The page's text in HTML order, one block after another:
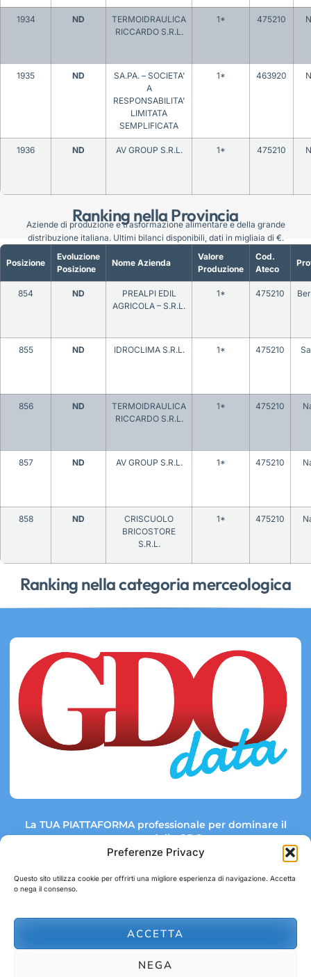
Preferenze Privacy
Questo sito utilizza cookie per offrirti una migliore esperienza di navigazione. Accetta
o nega il consenso.
ACCETTA
NEGA
Ranking nella Provincia
1934 ND
TERMOIDRAULICA
RICCARDO S.R.L.
1* 475210
1935 ND
SA.PA. – SOCIETA’
A
RESPONSABILITA’
LIMITATA
SEMPLIFICATA
1* 463920
1936 ND AV GROUP S.R.L. 1* 475210
Ranking nella categoria merceologica
Posizione
Evoluzione
Posizione
Nome Azienda
Valore
Produzione
Cod.
Ateco
854 ND
PREALPI EDIL
AGRICOLA – S.R.L.
1* 475210
855 ND IDROCLIMA S.R.L. 1* 475210
856 ND
TERMOIDRAULICA
RICCARDO S.R.L.
1* 475210
857 ND AV GROUP S.R.L. 1* 475210
858 ND
CRISCUOLO
BRICOSTORE
S.R.L.
1* 475210
Aziende di produzione e trasformazione alimentare e della grande
distribuzione italiana. Ultimi bilanci disponibili, dati in migliaia di €.
La TUA PIATTAFORMA professionale per dominare il
mercato della GDO.
Link rapidi:
abbonamenti@gdodata.it